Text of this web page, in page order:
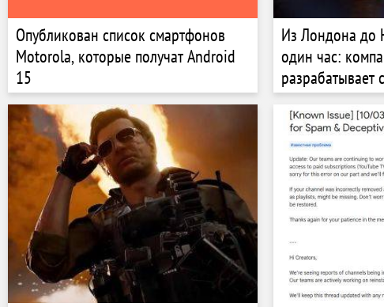
Опубликован список смартфонов
Motorola, которые получат Android
15
Из Лондона до
один час:
разрабатывает
который
скорость